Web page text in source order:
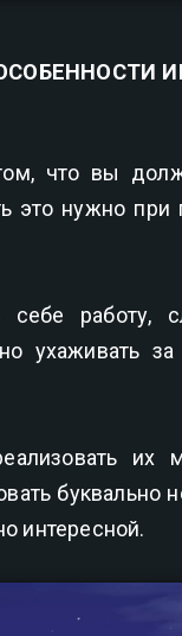
что вы
это нужно
работу,
ухаживать
буквально
интересной.